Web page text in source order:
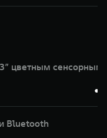
цветным сенсорным
●
Bluetooth